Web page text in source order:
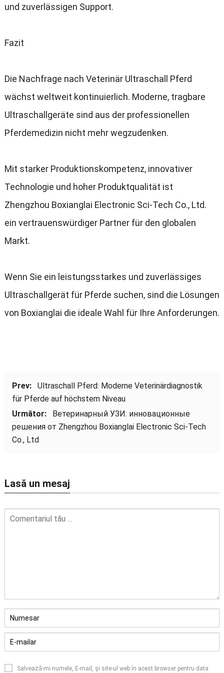
und zuverlässigen Support.
Fazit
Die Nachfrage nach Veterinär Ultraschall Pferd
wächst weltweit kontinuierlich. Moderne, tragbare
Ultraschallgeräte sind aus der professionellen
Pferdemedizin nicht mehr wegzudenken.
Mit starker Produktionskompetenz, innovativer
Technologie und hoher Produktqualität ist
Zhengzhou Boxianglai Electronic Sci-Tech Co., Ltd.
ein vertrauenswürdiger Partner für den globalen
Markt.
Wenn Sie ein leistungsstarkes und zuverlässiges
Ultraschallgerät für Pferde suchen, sind die Lösungen
von Boxianglai die ideale Wahl für Ihre Anforderungen.
Prev: Ultraschall Pferd: Moderne Veterinärdiagnostik
für Pferde auf höchstem Niveau
Următor:
Ветеринарный УЗИ: инновационные
решения от Zhengzhou Boxianglai Electronic Sci-Tech
Co., Ltd
Lasă un mesaj
Salvează-mi numele, E-mail, și site-ul web în acest browser pentru data